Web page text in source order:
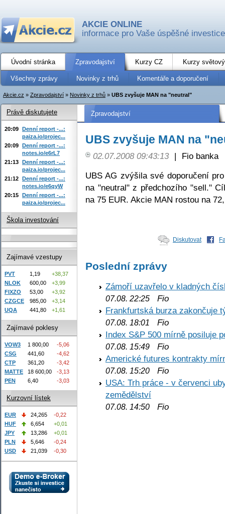
AKCIE ONLINE
informace pro Vaše úspěšné investice
Úvodní stránka Zpravodajství Kurzy CZ Kurzy
Všechny zprávy Novinky z trhů Komentáře a doporučení
Akcie.cz » Zpravodajství » Novinky z trhů » UBS zvyšuje MAN na "neutral"
Zpravodajství
UBS zvyšuje MAN na
02.07.2008 09:43:13 |
Fio banka
UBS AG zvýšila své doporučení
na "neutral" z předchozího "sell."
na 75 EUR. Akcie MAN rostou na
Diskutovat
Poslední zprávy
Zámoří uzavřelo v kladných
07.08. 22:25 Fio
Frankfurtská burza zakončuje
07.08. 18:01
Fio
Index S&P 500 mírně posiluje
07.08. 15:49 Fio
Americké futures kontrakty
07.08. 15:20 Fio
USA: Trh práce - v červenci
zemědělství
07.08. 14:50 Fio
Právě diskutujete
20:09 Denní report -...:
paiza.io/projec...
20:09 Denní report -...:
notes.io/e6rL7
21:13 Denní report -...:
paiza.io/projec...
21:12 Denní report -...:
notes.io/e6qyW
20:15 Denní report -...:
paiza.io/projec...
Škola investování
Zajímavé vzestupy
PVT 1,19
+38,37
NLOK
600,00
+3,99
FIXZO
53,00
+3,92
CZGCE
985,00
+3,14
UQA
441,80 +1,61
Zajímavé poklesy
VOW3 1 800,00
-5,06
CSG
441,60
-4,62
CTP
361,20
-3,42
MATTE
18 600,00
-3,13
PEN
6,40 -3,03
Kurzovní lístek
EUR 24,265
-0,22
HUF
6,654
+0,01
JPY
13,286
+0,01
PLN
5,646
-0,24
USD
21,039 -0,30